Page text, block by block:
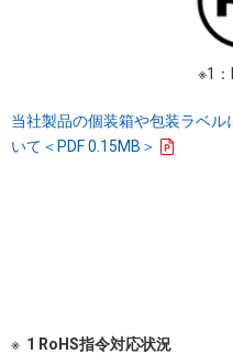
※1：
当社製品の個装箱や包装ラベ
いて＜PDF 0.15MB＞
1 RoHS指令対応状況